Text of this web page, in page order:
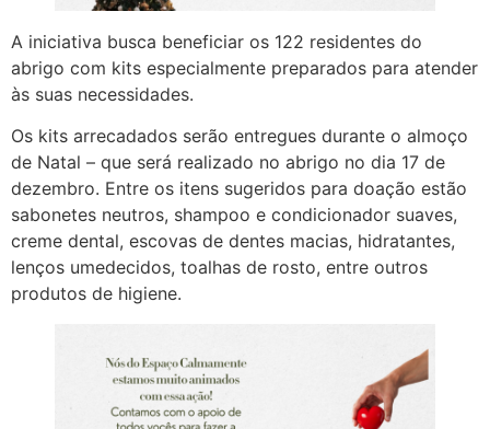
A iniciativa busca beneficiar os 122 residentes do
abrigo com kits especialmente preparados para atender
às suas necessidades.
Os kits arrecadados serão entregues durante o almoço
de Natal – que será realizado no abrigo no dia 17 de
dezembro. Entre os itens sugeridos para doação estão
sabonetes neutros, shampoo e condicionador suaves,
creme dental, escovas de dentes macias, hidratantes,
lenços umedecidos, toalhas de rosto, entre outros
produtos de higiene.